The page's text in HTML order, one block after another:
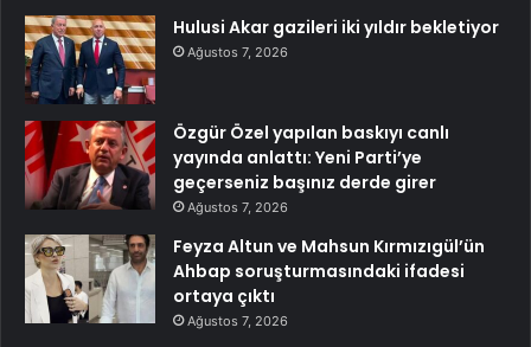
Hulusi Akar gazileri iki yıldır bekletiyor
Ağustos 7, 2026
Özgür Özel yapılan baskıyı canlı
yayında anlattı: Yeni Parti’ye
geçerseniz başınız derde girer
Ağustos 7, 2026
Feyza Altun ve Mahsun Kırmızıgül’ün
Ahbap soruşturmasındaki ifadesi
ortaya çıktı
Ağustos 7, 2026